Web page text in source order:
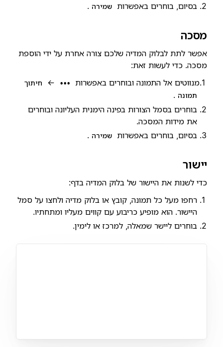
בסיום, בוחרים באפשרות
שמירה .
מסכה
אפשר לתת לבלוק המדיה שלכם צורה אחרת על ידי הוספת
מסכה. כדי לעשות זאת:
מנווטים אל התמונה ובוחרים באפשרות
•••
←
חיתוך
תמונה .
בוחרים בסמל הצורות בפינה הימנית העליונה ובוחרים
את מידות המסכה.
בסיום, בוחרים באפשרות
שמירה .
יישור
כדי לשנות את היישור של בלוק המדיה בדף:
רחפו מעל כל תמונה, קובץ או בלוק מדיה ולחצו על סמל
היישור. הוא מופיע כריבוע עם קווים מעליו ומתחתיו.
בוחרים ליישר שמאלה, למרכז או לימין.